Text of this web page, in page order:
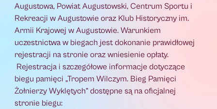
Augustowa, Powiat Augustowski, Centrum Sportu i
Rekreacji w Augustowie oraz Klub Historyczny im.
Armii Krajowej w Augustowie. Warunkiem
uczestnictwa w biegach jest dokonanie prawidłowej
rejestracji na stronie oraz wniesienie opłaty.
Rejestracja i szczegółowe informacje dotyczące
biegu pamięci „Tropem Wilczym. Bieg Pamięci
Żołnierzy Wyklętych” dostępne są na oficjalnej
stronie biegu: